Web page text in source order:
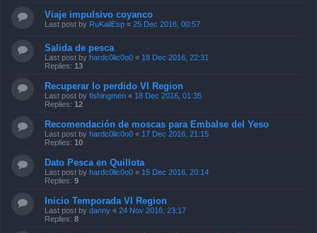
Viaje impulsivo coyanco
Last post by RuKailEsp « 25 Dec 2016, 00:57
Salida de pesca
Last post by hardc0lic0o0 « 18 Dec 2016, 22:31
Replies: 13
Recuperar lo perdido VI Region
Last post by fishingmen « 18 Dec 2016, 01:35
Replies: 12
Recomendación de moscas para Embalse del Yeso
Last post by hardc0lic0o0 « 17 Dec 2016, 21:15
Replies: 10
Dato Pesca en Quillota
Last post by hardc0lic0o0 « 15 Dec 2016, 20:14
Replies: 9
Inicio Temporada VI Region
Last post by danny « 24 Nov 2016, 23:17
Replies: 8